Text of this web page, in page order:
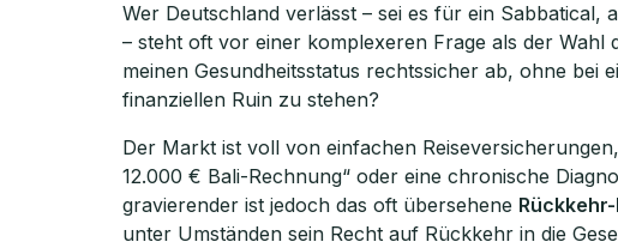
Wer Deutschland verlässt – sei es für ein Sabbatical,
– steht oft vor einer komplexeren Frage als der Wahl
meinen Gesundheitsstatus rechtssicher ab, ohne bei
finanziellen Ruin zu stehen?
Der Markt ist voll von einfachen
12.000 € Bali-Rechnung“ oder eine chronische
gravierender ist jedoch das oft übersehene
unter Umständen sein Recht auf Rückkehr in die